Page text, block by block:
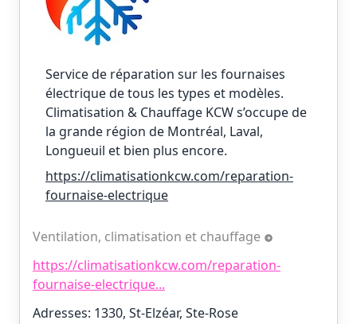
Service de réparation sur les fournaises
électrique de tous les types et modèles.
Climatisation & Chauffage KCW s’occupe de
la grande région de Montréal, Laval,
Longueuil et bien plus encore.
https://climatisationkcw.com/reparation-
fournaise-electrique
Ventilation, climatisation et chauffage
https://climatisationkcw.com/reparation-
fournaise-electrique...
Adresses: 1330, St-Elzéar, Ste-Rose